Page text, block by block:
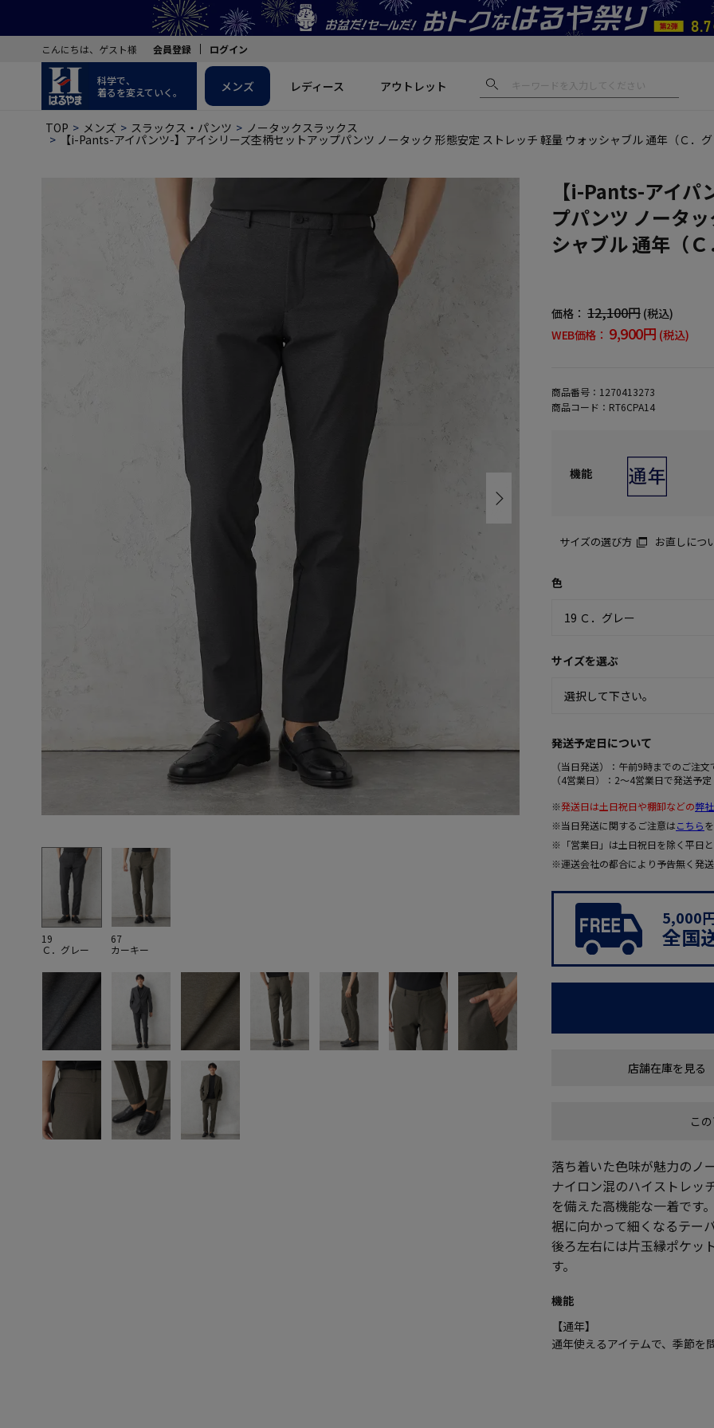
こんにちは、ゲスト様 会員登録 ログイン
科学で、
着るを変えていく。
メンズ レディース アウトレット
TOP メンズ スラックス・パンツ ノータックスラックス
【i-Pants-アイパンツ-】アイシリーズ杢柄セットアップパンツ ノータック 形態安定 ストレッチ 軽量 ウォッシャブル 通年（Ｃ．
19
Ｃ．グレー
67
カーキー
【i-Pants-アイパ
プパンツ ノータ
シャブル 通年（
価格： 12,100円 (税込)
WEB価格： 9,900円 (税込)
商品番号： 1270413273
商品コード： RT6CPA14
機能
サイズの選び方 お直しにつ
色
サイズを選ぶ
発送予定日について
（当日発送）：午前9時までのご注
（4営業日）：2～4営業日で発送予定
※発送日は土日祝日や棚卸などの弊
※当日発送に関するご注意はこちら
※「営業日」は土日祝日を除く平日
※運送会社の都合により予告無く発
5,000
全国
店舗在庫を見る
こ
落ち着いた色味が魅力のノ
ナイロン混のハイストレッ
を備えた高機能な一着です
裾に向かって細くなるテー
後ろ左右には片玉縁ポケッ
す。
機能
【通年】
通年使えるアイテムで、季節を